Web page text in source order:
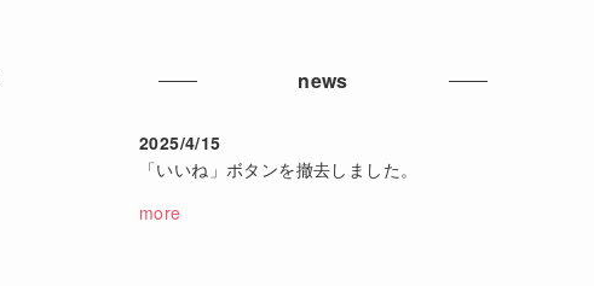
news
2025/4/15
「いいね」ボタンを撤去しました。
more